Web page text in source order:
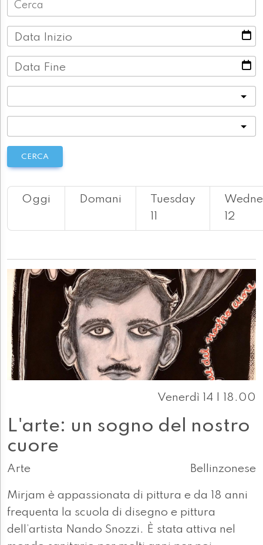
Data Inizio
Data Fine
CERCA
Oggi Domani
Tuesday
11
12
Venerdì 14 | 18.00
L'arte: un sogno del nostro
cuore
Arte Bellinzonese
Mirjam è appassionata di pittura e da 18 anni
frequenta la scuola di disegno e pittura
dell’artista Nando Snozzi. È stata attiva nel